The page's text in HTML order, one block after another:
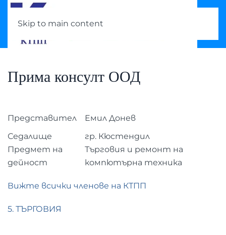
Skip to main content
Прима консулт ООД
Представител
Емил Донев
Седалище
гр. Кюстендил
Предмет на
дейност
Търговия и ремонт на
компютърна техника
Вижте всички членове на КТПП
5. ТЪРГОВИЯ